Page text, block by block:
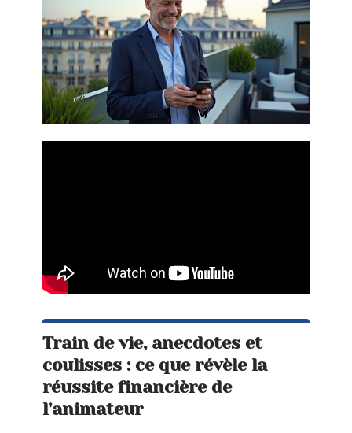
Train de vie, anecdotes et
coulisses : ce que révèle la
réussite financière de
l’animateur